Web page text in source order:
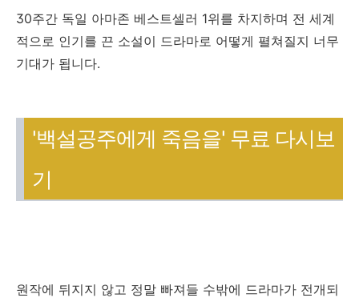
30주간 독일 아마존 베스트셀러 1위를 차지하며 전 세계
적으로 인기를 끈 소설이 드라마로 어떻게 펼쳐질지 너무
기대가 됩니다.
'백설공주에게 죽음을' 무료 다시보
기
원작에 뒤지지 않고 정말 빠져들 수밖에 드라마가 전개되